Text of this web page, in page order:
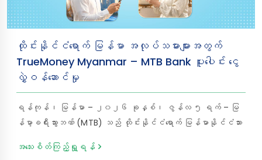
ထိုင်းနိုင်ငံရောက် မြန်မာ အလုပ်သမားများအတွက်
TrueMoney Myanmar – MTB Bank ပူးပေါင်း ငွေ
လွှဲဝန်ဆောင်မှု
ရန်ကုန်၊ မြန်မာ – ၂၀၂၆ ခုနှစ်၊ ဇွန်လ ၅ ရက် – မြ
န်မာ့ခရီးသွားဘဏ် (MTB) သည် ထိုင်းနိုင်ငံရောက် မြန်မာနိုင်ငံသား
ပိုမိုလွယ်ကူ၊ လုံခြုံပြီး စနစ်တကျ လွှဲပြောင်းပေးပို့နိုင်ရန်အတွက်
အသေးစိတ်ကြည့်ရှု့ရန်